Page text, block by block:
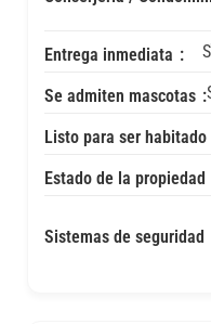
Entrega inmediata
Se admiten mascotas
Listo para ser habitado
Estado de la propiedad
Sistemas de seguridad